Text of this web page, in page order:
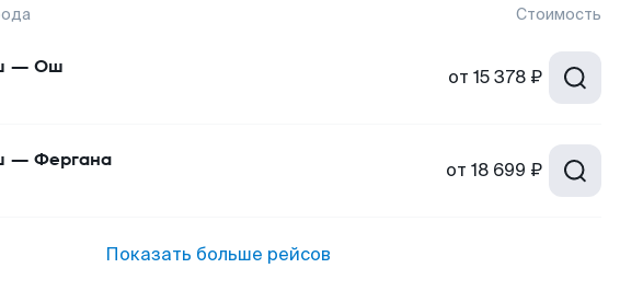
Стоимость
— Ош от 15 378 ₽
— Фергана от 18 699 ₽
Показать больше рейсов